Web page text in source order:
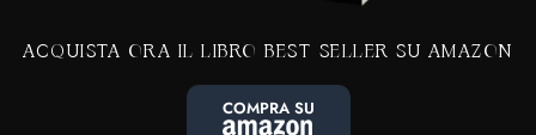
ACQUISTA ORA IL LIBRO BEST-SELLER SU AMAZON
COMPRA SU